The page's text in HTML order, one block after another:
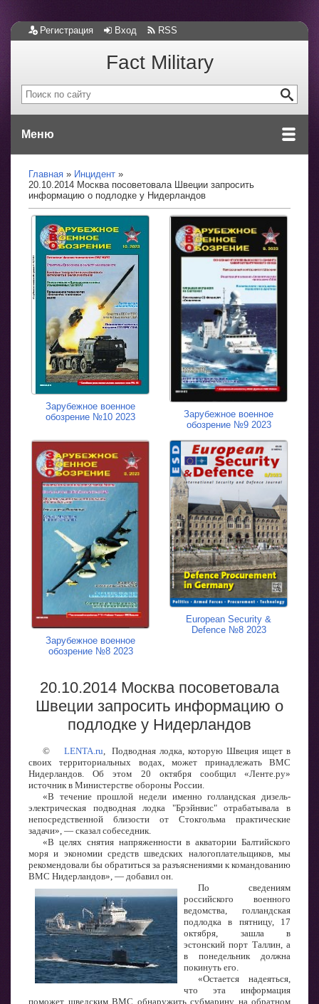
Регистрация Вход RSS
Fact Military
Меню
Главная
Инцидент
20.10.2014 Москва посоветовала Швеции запросить
информацию о подлодке у Нидерландов
Зарубежное военное
обозрение №10 2023
Зарубежное военное
обозрение №9 2023
Зарубежное военное
обозрение №8 2023
European Security &
Defence №8 2023
20.10.2014 Москва посоветовала
Швеции запросить информацию о
подлодке у Нидерландов
© LENTA.ru , Подводная лодка, которую Швеция ищет в
своих территориальных водах, может принадлежать ВМС
Нидерландов. Об этом 20 октября сообщил «Ленте.ру»
источник в Министерстве обороны России.
«В течение прошлой недели именно голландская дизель-
электрическая подводная лодка "Брэйнвис" отрабатывала в
непосредственной близости от Стокгольма практические
задачи», — сказал собеседник.
«В целях снятия напряженности в акватории Балтийского
моря и экономии средств шведских налогоплательщиков, мы
рекомендовали бы обратиться за разъяснениями к командованию
ВМС Нидерландов», — добавил он.
По сведениям
российского военного
ведомства, голландская
подлодка в пятницу, 17
октября, зашла в
эстонский порт Таллин, а
в понедельник должна
покинуть его.
«Остается надеяться,
что эта информация
поможет шведским ВМС обнаружить субмарину на обратном